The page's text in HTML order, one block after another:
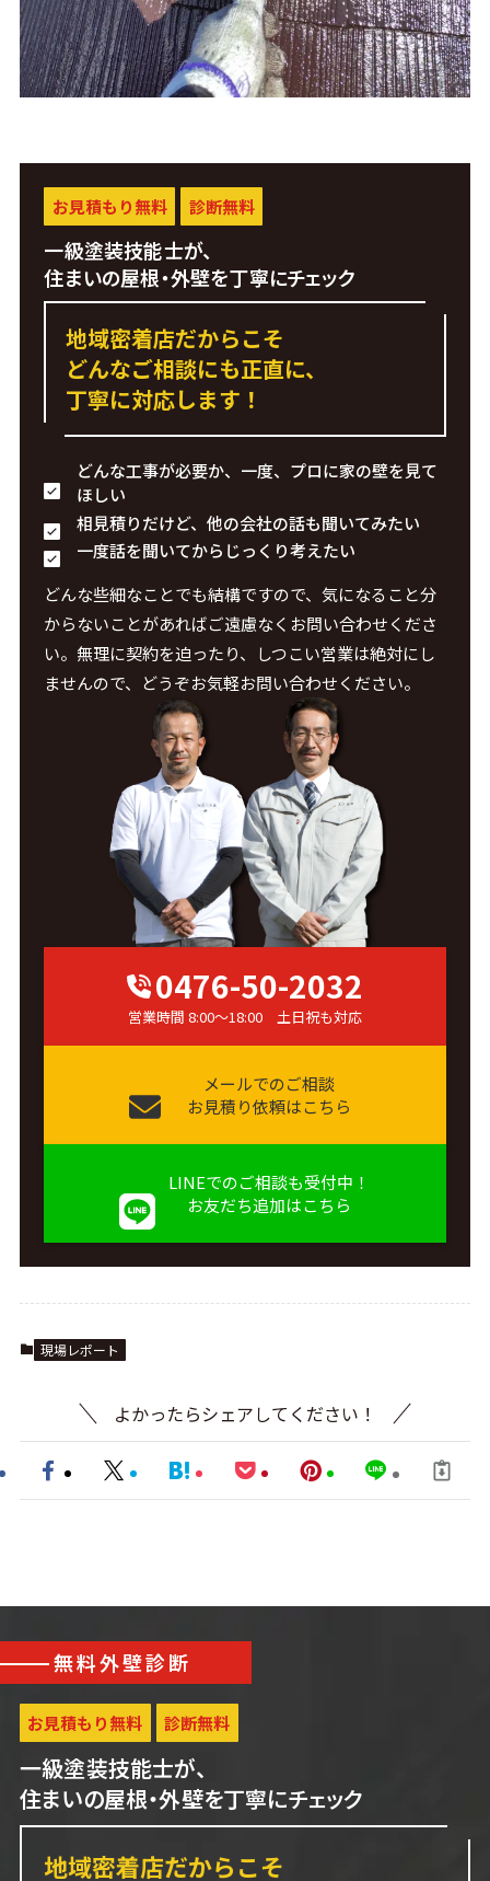
お見積もり無料 診断無料
一級塗装技能士が、
住まいの屋根・外壁を丁寧にチェック
地域密着店だからこそ
どんなご相談にも正直に、
丁寧に対応します！
どんな工事が必要か、一度、プロに家の壁を見て
ほしい
相見積りだけど、他の会社の話も聞いてみたい
一度話を聞いてからじっくり考えたい
どんな些細なことでも結構ですので、気になること分
からないことがあればご遠慮なくお問い合わせくださ
い。無理に契約を迫ったり、しつこい営業は絶対にし
ませんので、どうぞお気軽お問い合わせください。
0476-50-2032
営業時間 8:00～18:00 土日祝も対応
メールでのご相談
お見積り依頼はこちら
LINEでのご相談も受付中！
お友だち追加はこちら
現場レポート
よかったらシェアしてください！
無料外壁診断
お見積もり無料 診断無料
一級塗装技能士が、
住まいの屋根・外壁を丁寧にチェック
地域密着店だからこそ